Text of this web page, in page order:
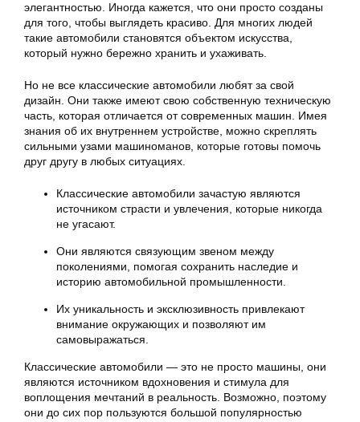
элегантностью. Иногда кажется, что они просто созданы
для того, чтобы выглядеть красиво. Для многих людей
такие автомобили становятся объектом искусства,
который нужно бережно хранить и ухаживать.
Но не все классические автомобили любят за свой
дизайн. Они также имеют свою собственную техническую
часть, которая отличается от современных машин. Имея
знания об их внутреннем устройстве, можно скреплять
сильными узами машиноманов, которые готовы помочь
друг другу в любых ситуациях.
Классические автомобили зачастую являются
источником страсти и увлечения, которые никогда
не угасают.
Они являются связующим звеном между
поколениями, помогая сохранить наследие и
историю автомобильной промышленности.
Их уникальность и эксклюзивность привлекают
внимание окружающих и позволяют им
самовыражаться.
Классические автомобили — это не просто машины, они
являются источником вдохновения и стимула для
воплощения мечтаний в реальность. Возможно, поэтому
они до сих пор пользуются большой популярностью